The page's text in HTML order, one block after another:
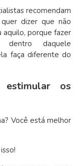
recomendam
dizer que não
aquilo, porque fazer
daquele
faça diferente do
os
Você está melhor